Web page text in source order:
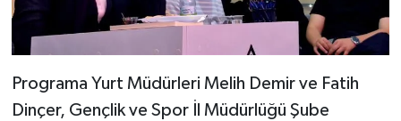
Programa Yurt Müdürleri Melih Demir ve Fatih
Dinçer, Gençlik ve Spor İl Müdürlüğü Şube